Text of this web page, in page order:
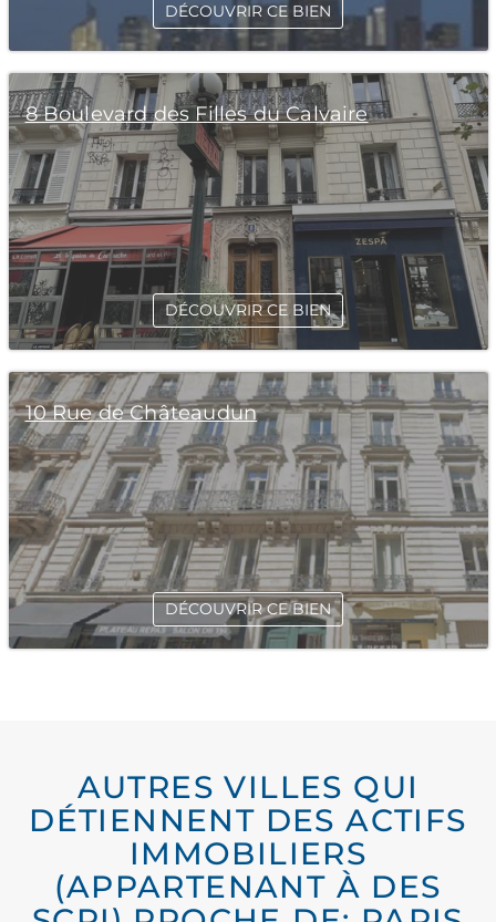
DÉCOUVRIR CE BIEN
8 Boulevard des Filles du Calvaire
DÉCOUVRIR CE BIEN
10 Rue de Châteaudun
DÉCOUVRIR CE BIEN
AUTRES VILLES QUI
DÉTIENNENT DES ACTIFS
IMMOBILIERS
(APPARTENANT À DES